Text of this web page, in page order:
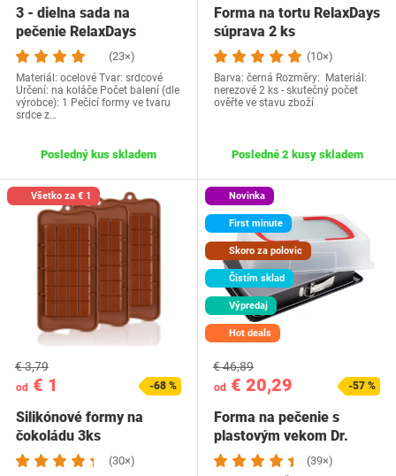
3 - dielna sada na
pečenie RelaxDays
10027854
(23×)
Materiál: ocelové Tvar: srdcové
Určení: na koláče Počet balení (dle
výrobce): 1 Pečicí formy ve tvaru
srdce z…
Posledný kus skladem
Forma na tortu RelaxDays
súprava 2 ks
(10×)
Barva: černá Rozměry: Materiál:
nerezové 2 ks - skutečný počet
ověřte ve stavu zboží
Posledné 2 kusy skladem
Všetko za € 1
od € 1
€ 3,79
-68 %
Silikónové formy na
čokoládu 3ks
(30×)
Novinka
First minute
Skoro za polovic
Čistím sklad
Výpredaj
Hot deals
od € 20,29
€ 46,89
-57 %
Forma na pečenie s
plastovým vekom Dr.
Oetker
(39×)